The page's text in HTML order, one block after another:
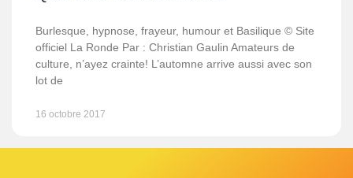
Burlesque, hypnose, frayeur, humour et Basilique © Site
officiel La Ronde Par : Christian Gaulin Amateurs de
culture, n’ayez crainte! L’automne arrive aussi avec son
lot de
16 octobre 2017